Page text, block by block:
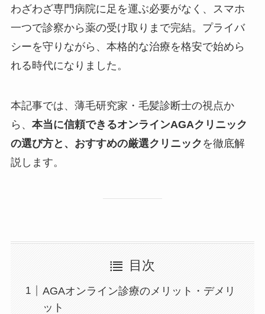
わざわざ専門病院に足を運ぶ必要がなく、スマホ
一つで診察から薬の受け取りまで完結。プライバ
シーを守りながら、本格的な治療を格安で始めら
れる時代になりました。
本記事では、薄毛研究家・毛髪診断士の視点か
ら、 本当に信頼できるオンラインAGAクリニック
の選び方と、おすすめの厳選クリニック を徹底解
説します。
目次
AGAオンライン診療のメリット・デメリ
ット